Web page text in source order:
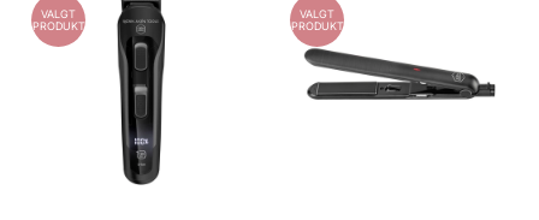
VALGT
PRODUKT
VALGT
PRODUKT